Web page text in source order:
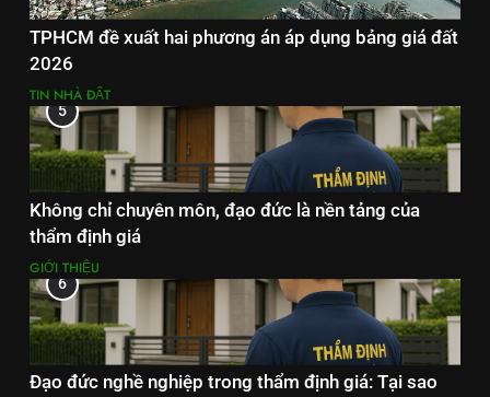
TPHCM đề xuất hai phương án áp dụng bảng giá đất
2026
TIN NHÀ ĐẤT
5
Không chỉ chuyên môn, đạo đức là nền tảng của
thẩm định giá
GIỚI THIỆU
6
Đạo đức nghề nghiệp trong thẩm định giá: Tại sao